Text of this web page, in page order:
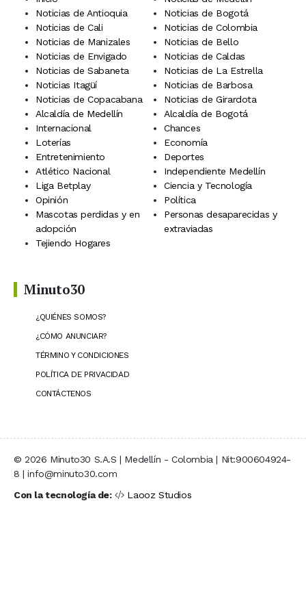
Noticias de Antioquia
Noticias de Bogotá
Noticias de Cali
Noticias de Colombia
Noticias de Manizales
Noticias de Bello
Noticias de Envigado
Noticias de Caldas
Noticias de Sabaneta
Noticias de La Estrella
Noticias Itagüí
Noticias de Barbosa
Noticias de Copacabana
Noticias de Girardota
Alcaldía de Medellín
Alcaldía de Bogotá
Internacional
Chances
Loterías
Economía
Entretenimiento
Deportes
Atlético Nacional
Independiente Medellín
Liga Betplay
Ciencia y Tecnología
Opinión
Política
Mascotas perdidas y en
adopción
Personas desaparecidas y
extraviadas
Tejiendo Hogares
Minuto30
¿QUIÉNES SOMOS?
¿CÓMO ANUNCIAR?
TÉRMINO Y CONDICIONES
POLÍTICA DE PRIVACIDAD
CONTÁCTENOS
© 2026 Minuto30 S.A.S | Medellín - Colombia | Nit:900604924-
8 | info@minuto30.com
Con la tecnología de:
Laooz Studios